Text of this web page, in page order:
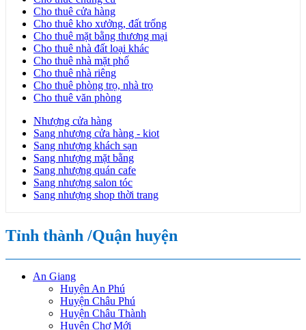
Cho thuê cửa hàng
Cho thuê kho xưởng, đất trống
Cho thuê mặt bằng thương mại
Cho thuê nhà đất loại khác
Cho thuê nhà mặt phố
Cho thuê nhà riêng
Cho thuê phòng trọ, nhà trọ
Cho thuê văn phòng
Nhượng cửa hàng
Sang nhượng cửa hàng - kiot
Sang nhượng khách sạn
Sang nhượng mặt bằng
Sang nhượng quán cafe
Sang nhượng salon tóc
Sang nhượng shop thời trang
Tỉnh thành /Quận huyện
An Giang
Huyện An Phú
Huyện Châu Phú
Huyện Châu Thành
Huyện Chợ Mới